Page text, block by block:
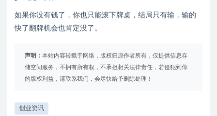
如果你没有钱了，你也只能滚下牌桌，结局只有输，输的
快了翻牌机会也肯定没了。
声明： 本站内容转载于网络，版权归原作者所有，仅提供信息存
储空间服务，不拥有所有权，不承担相关法律责任，若侵犯到你
的版权利益，请联系我们，会尽快给予删除处理！
创业资讯